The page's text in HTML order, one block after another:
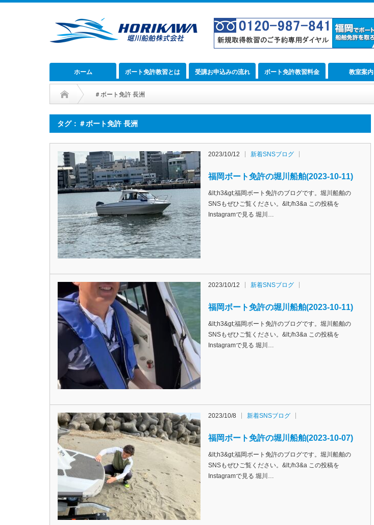
ホーム ボート免許教習とは 受講お申込みの流れ ボート免許教習料金 教室案内
＃ボート免許 長洲
タグ：＃ボート免許 長洲
2023/10/12 新着SNSブログ
福岡ボート免許の堀川船舶(2023-10-11)
&lt;h3&gt;福岡ボート免許のブログです。堀川船舶の
SNSもぜひご覧ください。&lt;/h3&a この投稿を
Instagramで見る 堀川…
2023/10/12 新着SNSブログ
福岡ボート免許の堀川船舶(2023-10-11)
&lt;h3&gt;福岡ボート免許のブログです。堀川船舶の
SNSもぜひご覧ください。&lt;/h3&a この投稿を
Instagramで見る 堀川…
2023/10/8 新着SNSブログ
福岡ボート免許の堀川船舶(2023-10-07)
&lt;h3&gt;福岡ボート免許のブログです。堀川船舶の
SNSもぜひご覧ください。&lt;/h3&a この投稿を
Instagramで見る 堀川…